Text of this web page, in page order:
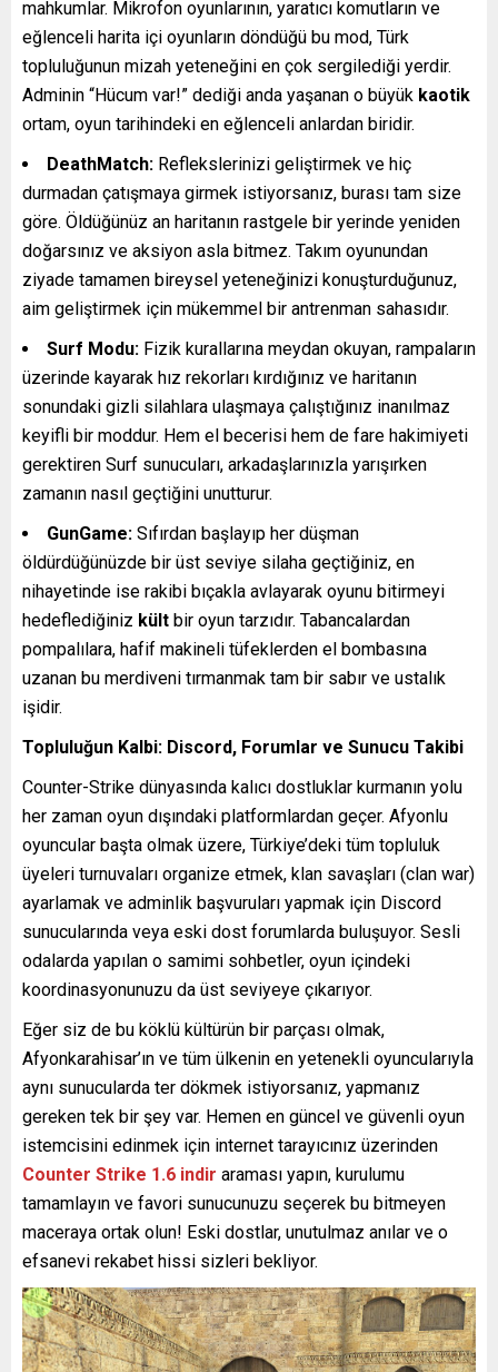
mahkumlar. Mikrofon oyunlarının, yaratıcı komutların ve
eğlenceli harita içi oyunların döndüğü bu mod, Türk
topluluğunun mizah yeteneğini en çok sergilediği yerdir.
Adminin “Hücum var!” dediği anda yaşanan o büyük kaotik
ortam, oyun tarihindeki en eğlenceli anlardan biridir.
DeathMatch: Reflekslerinizi geliştirmek ve hiç
durmadan çatışmaya girmek istiyorsanız, burası tam size
göre. Öldüğünüz an haritanın rastgele bir yerinde yeniden
doğarsınız ve aksiyon asla bitmez. Takım oyunundan
ziyade tamamen bireysel yeteneğinizi konuşturduğunuz,
aim geliştirmek için mükemmel bir antrenman sahasıdır.
Surf Modu: Fizik kurallarına meydan okuyan, rampaların
üzerinde kayarak hız rekorları kırdığınız ve haritanın
sonundaki gizli silahlara ulaşmaya çalıştığınız inanılmaz
keyifli bir moddur. Hem el becerisi hem de fare hakimiyeti
gerektiren Surf sunucuları, arkadaşlarınızla yarışırken
zamanın nasıl geçtiğini unutturur.
GunGame: Sıfırdan başlayıp her düşman
öldürdüğünüzde bir üst seviye silaha geçtiğiniz, en
nihayetinde ise rakibi bıçakla avlayarak oyunu bitirmeyi
hedeflediğiniz kült bir oyun tarzıdır. Tabancalardan
pompalılara, hafif makineli tüfeklerden el bombasına
uzanan bu merdiveni tırmanmak tam bir sabır ve ustalık
işidir.
Topluluğun Kalbi: Discord, Forumlar ve Sunucu Takibi
Counter-Strike dünyasında kalıcı dostluklar kurmanın yolu
her zaman oyun dışındaki platformlardan geçer. Afyonlu
oyuncular başta olmak üzere, Türkiye’deki tüm topluluk
üyeleri turnuvaları organize etmek, klan savaşları (clan war)
ayarlamak ve adminlik başvuruları yapmak için Discord
sunucularında veya eski dost forumlarda buluşuyor. Sesli
odalarda yapılan o samimi sohbetler, oyun içindeki
koordinasyonunuzu da üst seviyeye çıkarıyor.
Eğer siz de bu köklü kültürün bir parçası olmak,
Afyonkarahisar’ın ve tüm ülkenin en yetenekli oyuncularıyla
aynı sunucularda ter dökmek istiyorsanız, yapmanız
gereken tek bir şey var. Hemen en güncel ve güvenli oyun
istemcisini edinmek için internet tarayıcınız üzerinden
Counter Strike 1.6 indir araması yapın, kurulumu
tamamlayın ve favori sunucunuzu seçerek bu bitmeyen
maceraya ortak olun! Eski dostlar, unutulmaz anılar ve o
efsanevi rekabet hissi sizleri bekliyor.